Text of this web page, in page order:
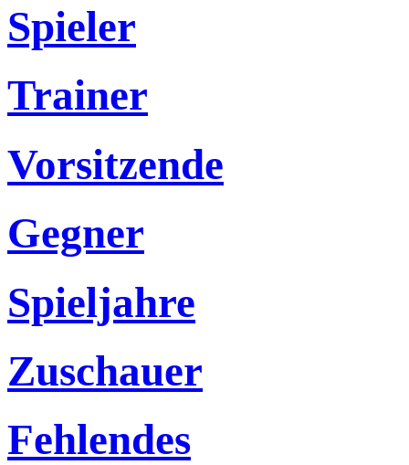
Spieler
Trainer
Vorsitzende
Gegner
Spieljahre
Zuschauer
Fehlendes